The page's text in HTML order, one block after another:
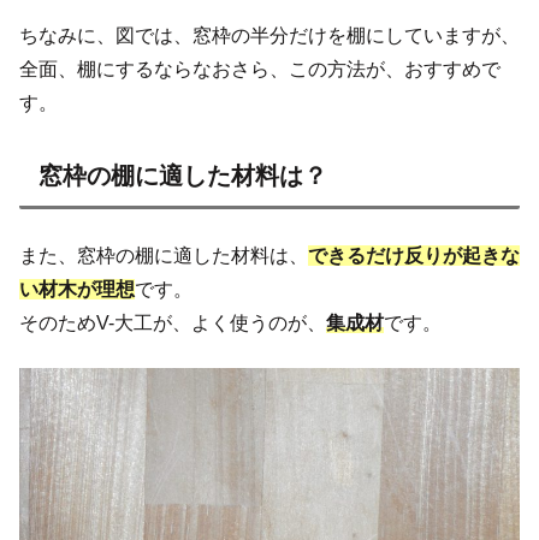
ちなみに、図では、窓枠の半分だけを棚にしていますが、
全面、棚にするならなおさら、この方法が、おすすめで
す。
窓枠の棚に適した材料は？
また、窓枠の棚に適した材料は、 できるだけ反りが起きな
い材木が理想です。
そのためV-大工が、よく使うのが、 集成材です。